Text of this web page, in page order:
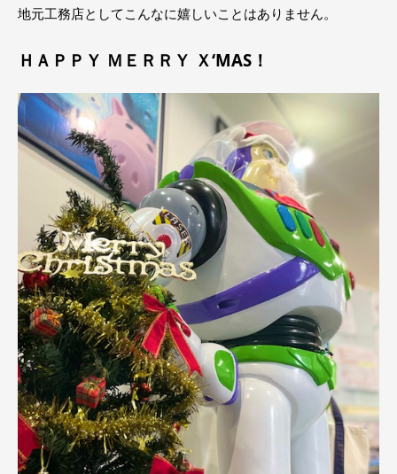
地元工務店としてこんなに嬉しいことはありません。
ＨＡＰＰＹ ＭＥＲＲＹ Ｘ‘MAS！